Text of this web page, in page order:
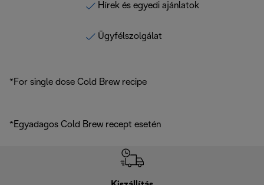
Hírek és egyedi ajánlatok
Ügyfélszolgálat
*For single dose Cold Brew recipe
*Egyadagos Cold Brew recept esetén